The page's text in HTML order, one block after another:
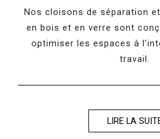
Nos cloisons de séparation
en bois et en verre sont
optimiser les espaces à
travail.
LIRE LA